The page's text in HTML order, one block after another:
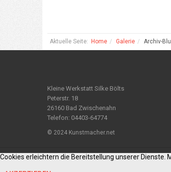
Aktuelle Seite: Home Galerie Archiv-
Kleine Werkstatt Silke Bölts
Peterstr. 18
26160 Bad Zwischenahn
Telefon: 04403-64774
© 2024 Kunstmacher.net
Cookies erleichtern die Bereitstellung unserer Dienste.